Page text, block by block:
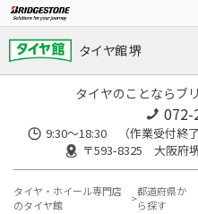
タイヤ館 堺
タイヤのことならブ
072-
9:30〜18:30 （作業受付終了
〒593-8325 大阪府
タイヤ・ホイール専門店
のタイヤ館
都道府県か
ら探す